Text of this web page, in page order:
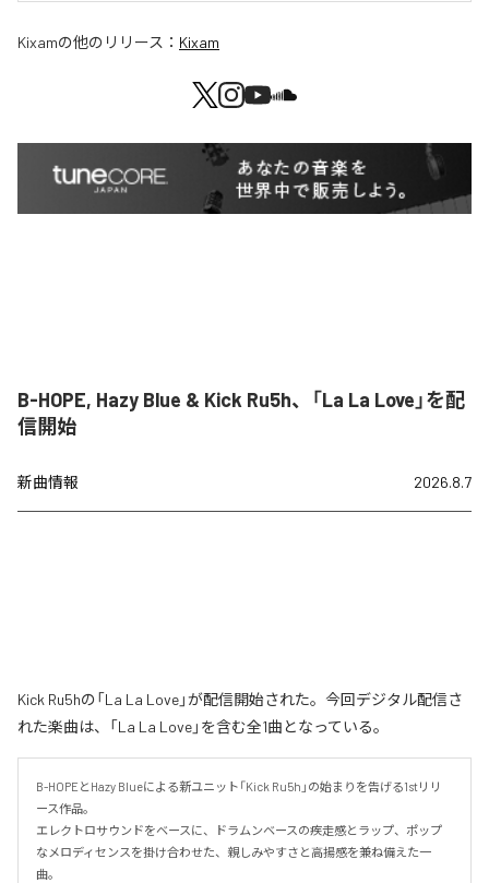
Kixamの他のリリース： Kixam
B-HOPE, Hazy Blue & Kick Ru5h、「La La Love」を配
信開始
新曲情報 2026.8.7
Kick Ru5hの「La La Love」が配信開始された。今回デジタル配信さ
れた楽曲は、「La La Love」を含む全1曲となっている。
B-HOPEとHazy Blueによる新ユニット「Kick Ru5h」の始まりを告げる1stリリ
ース作品。
エレクトロサウンドをベースに、ドラムンベースの疾走感とラップ、ポップ
なメロディセンスを掛け合わせた、親しみやすさと高揚感を兼ね備えた一
曲。